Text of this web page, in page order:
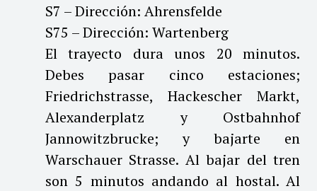
S7 – Dirección: Ahrensfelde
S75 – Dirección: Wartenberg
El trayecto dura unos 20 minutos.
Debes pasar cinco estaciones;
Friedrichstrasse, Hackescher Markt,
Alexanderplatz y Ostbahnhof
Jannowitzbrucke; y bajarte en
Warschauer Strasse. Al bajar del tren
son 5 minutos andando al hostal. Al